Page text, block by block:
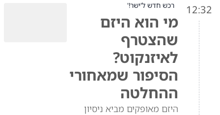
12:32 רכש חדש ל'ישר!'
מי הוא היזם
שהצטרף
לאיזנקוט?
הסיפור שמאחורי
ההחלטה
היזם מאופקים מביא ניסיון